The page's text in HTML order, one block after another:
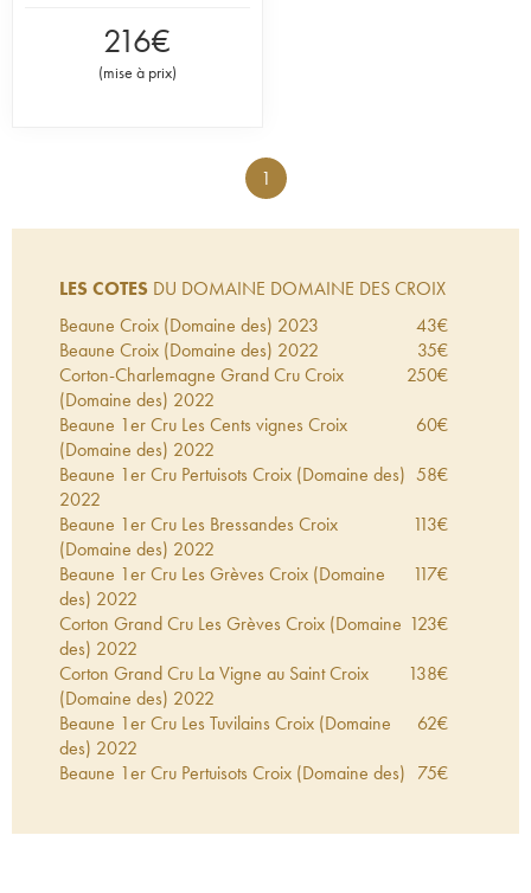
216€
(mise à prix)
1
LES COTES DU DOMAINE DOMAINE DES CROIX
Beaune Croix (Domaine des) 2023 43€
Beaune Croix (Domaine des) 2022 35€
Corton-Charlemagne Grand Cru Croix
(Domaine des) 2022
250€
Beaune 1er Cru Les Cents vignes Croix
(Domaine des) 2022
60€
Beaune 1er Cru Pertuisots Croix (Domaine des)
2022
58€
Beaune 1er Cru Les Bressandes Croix
(Domaine des) 2022
113€
Beaune 1er Cru Les Grèves Croix (Domaine
des) 2022
117€
Corton Grand Cru Les Grèves Croix (Domaine
des) 2022
123€
Corton Grand Cru La Vigne au Saint Croix
(Domaine des) 2022
138€
Beaune 1er Cru Les Tuvilains Croix (Domaine
des) 2022
62€
Beaune 1er Cru Pertuisots Croix (Domaine des) 75€